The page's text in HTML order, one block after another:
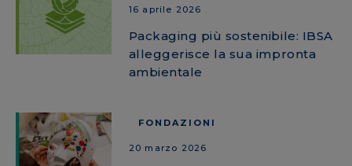
16 aprile 2026
Packaging più sostenibile: IBSA
alleggerisce la sua impronta
ambientale
FONDAZIONI
20 marzo 2026